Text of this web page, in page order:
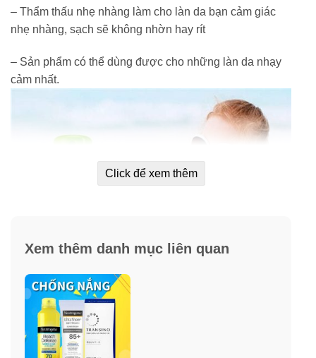
– Thẩm thấu nhẹ nhàng làm cho làn da bạn cảm giác
nhẹ nhàng, sạch sẽ không nhờn hay rít
– Sản phẩm có thể dùng được cho những làn da nhạy
cảm nhất.
Click để xem thêm
Xem thêm danh mục liên quan